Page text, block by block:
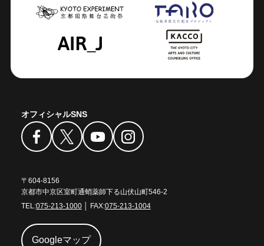
オフィシャルSNS
〒604-8156
京都市中京区室町通蛸薬師下る山伏山町546-2
TEL:075-213-1000│ FAX:075-213-1004
Googleマップ